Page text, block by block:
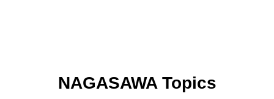
NAGASAWA Topics